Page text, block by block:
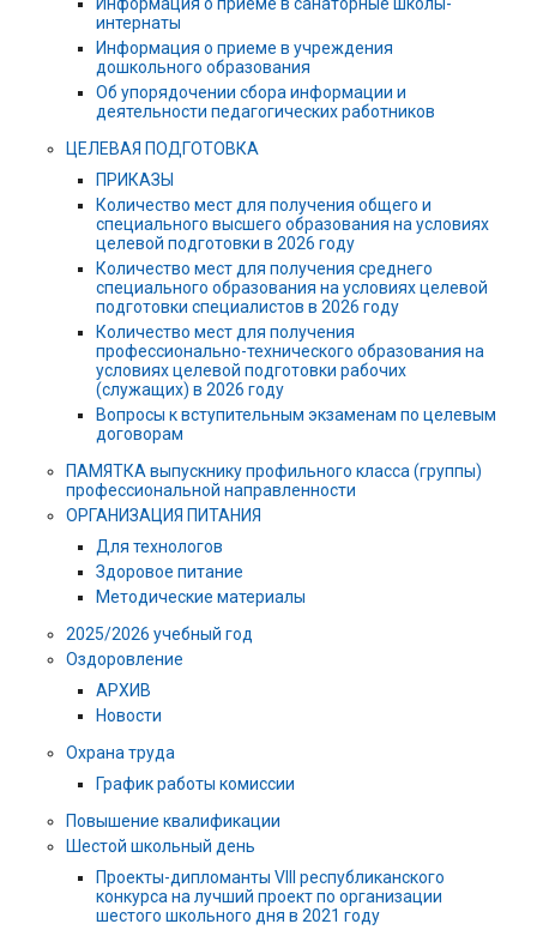
Информация о приеме в санаторные школы-
интернаты
Информация о приеме в учреждения
дошкольного образования
Об упорядочении сбора информации и
деятельности педагогических работников
ЦЕЛЕВАЯ ПОДГОТОВКА
ПРИКАЗЫ
Количество мест для получения общего и
специального высшего образования на условиях
целевой подготовки в 2026 году
Количество мест для получения среднего
специального образования на условиях целевой
подготовки специалистов в 2026 году
Количество мест для получения
профессионально-технического образования на
условиях целевой подготовки рабочих
(служащих) в 2026 году
Вопросы к вступительным экзаменам по целевым
договорам
ПАМЯТКА выпускнику профильного класса (группы)
профессиональной направленности
ОРГАНИЗАЦИЯ ПИТАНИЯ
Для технологов
Здоровое питание
Методические материалы
2025/2026 учебный год
Оздоровление
АРХИВ
Новости
Охрана труда
График работы комиссии
Повышение квалификации
Шестой школьный день
Проекты-дипломанты VIII республиканского
конкурса на лучший проект по организации
шестого школьного дня в 2021 году